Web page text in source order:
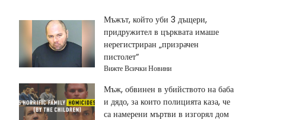
Мъжът, който уби 3 дъщери,
придружител в църквата имаше
нерегистриран „призрачен
пистолет“
Вижте Всички Новини
Мъж, обвинен в убийството на баба
и дядо, за които полицията каза, че
са намерени мъртви в изгорял дом